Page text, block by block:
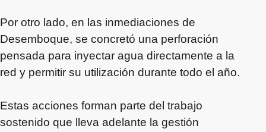
Por otro lado, en las inmediaciones de
Desemboque, se concretó una perforación
pensada para inyectar agua directamente a la
red y permitir su utilización durante todo el año.
Estas acciones forman parte del trabajo
sostenido que lleva adelante la gestión